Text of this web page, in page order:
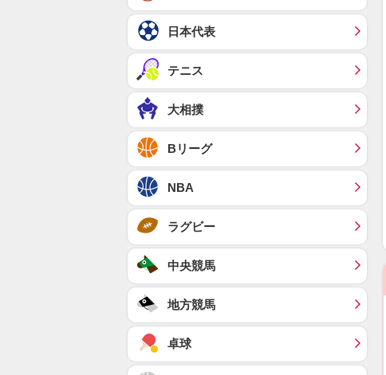
日本代表
テニス
大相撲
Bリーグ
NBA
ラグビー
中央競馬
地方競馬
卓球